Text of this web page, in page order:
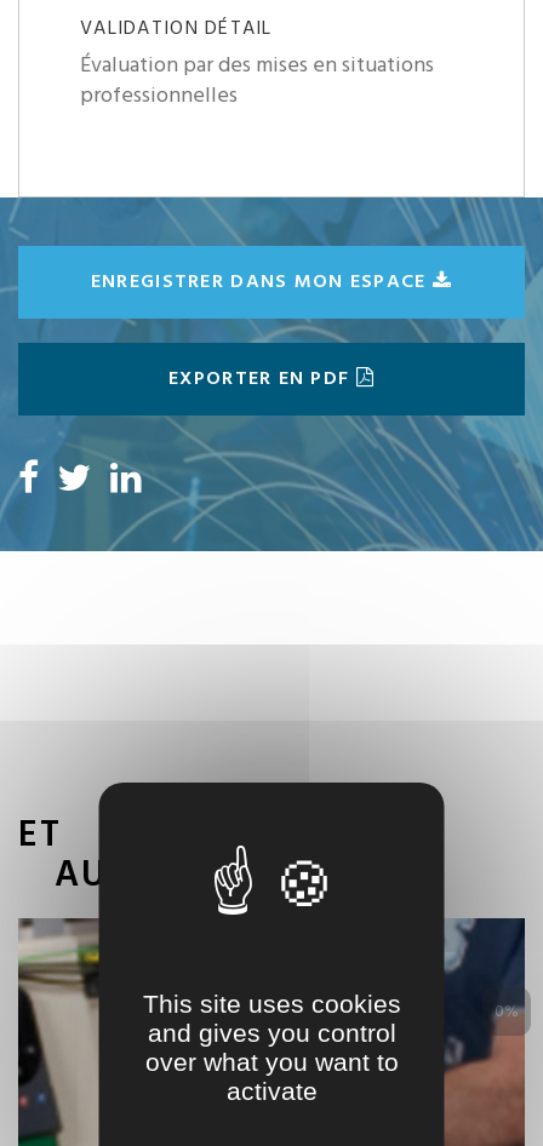
VALIDATION DÉTAIL
Évaluation par des mises en situations
professionnelles
ENREGISTRER DANS MON ESPACE
EXPORTER EN PDF
ET
AUSSI
0%
This site uses cookies
and gives you control
over what you want to
activate